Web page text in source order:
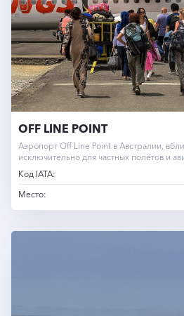
OFF LINE POINT
Аэропорт Off Line Point в Австралии,
исключительно для частных полётов и
Код IATA:
Место: